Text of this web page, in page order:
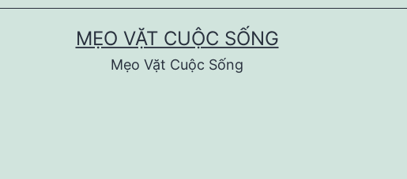
MẸO VẶT CUỘC SỐNG
Mẹo Vặt Cuộc Sống